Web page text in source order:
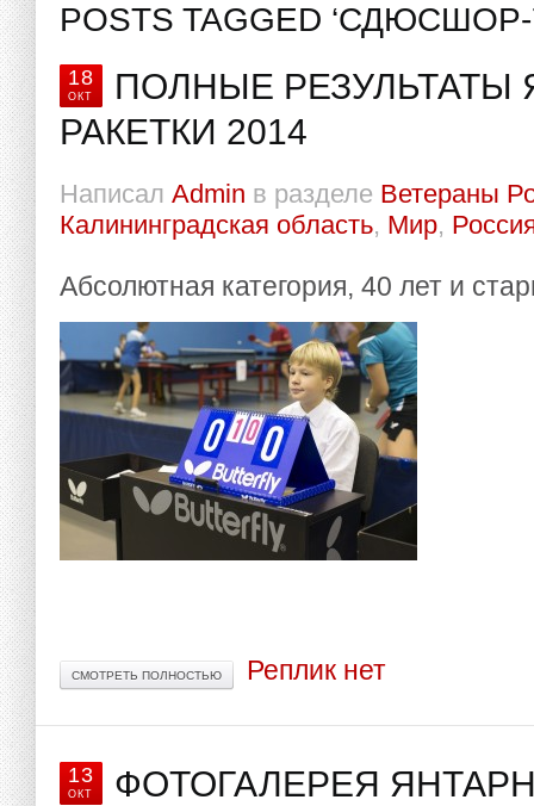
POSTS TAGGED ‘СДЮСШОР-
18
ОКТ
ПОЛНЫЕ РЕЗУЛЬТАТЫ
РАКЕТКИ 2014
Написал Admin в разделе Ветераны
Калининградская область, Мир,
Абсолютная категория, 40 лет и
СМОТРЕТЬ ПОЛНОСТЬЮ Реплик нет
13
ОКТ ФОТОГАЛЕРЕЯ